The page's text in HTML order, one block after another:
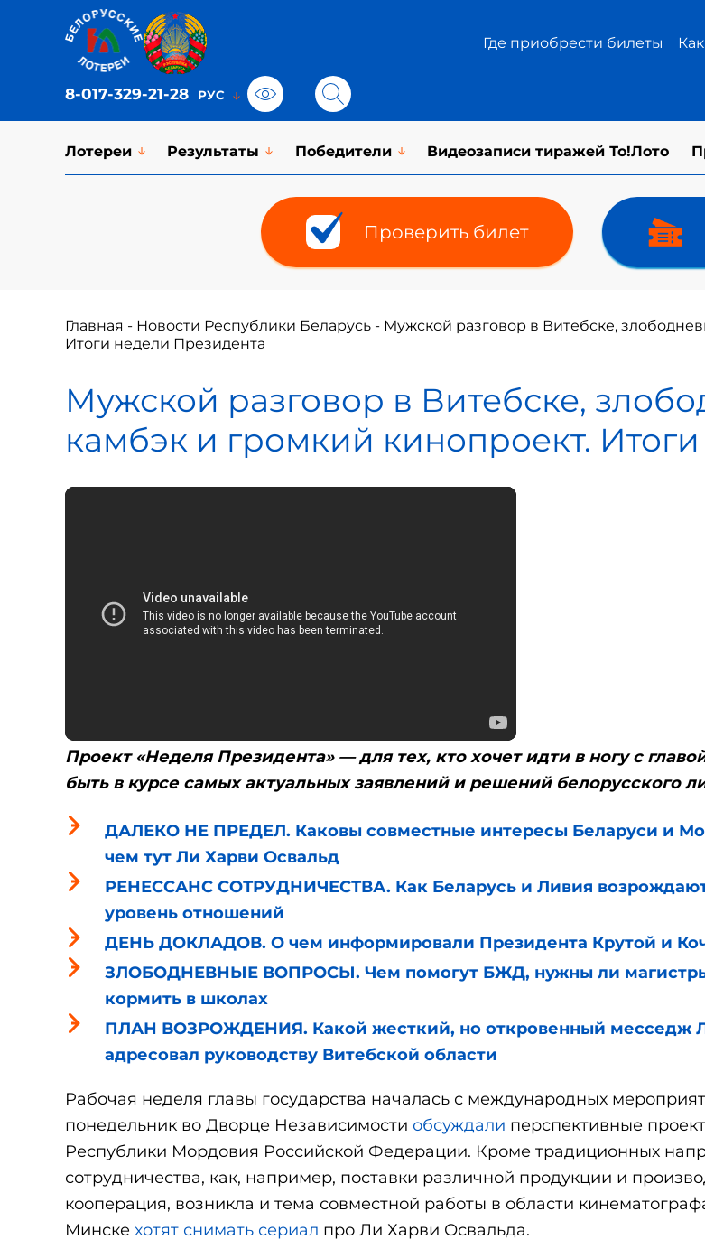
Где приобрести билеты
8-017-329-21-28
Лотереи Результаты Победители Видеозаписи тиражей То!Лото
Проверить билет
Главная - Новости Республики Беларусь - Мужской разговор в Витебске,
Итоги недели Президента
Мужской разговор в Витебске,
камбэк и громкий кинопроект.
Проект «Неделя Президента» — для тех, кто хочет идти в ногу с
быть в курсе самых актуальных заявлений и решений белорусского
ДАЛЕКО НЕ ПРЕДЕЛ. Каковы совместные интересы Беларуси и
чем тут Ли Харви Освальд
РЕНЕССАНС СОТРУДНИЧЕСТВА. Как Беларусь и Ливия
уровень отношений
ДЕНЬ ДОКЛАДОВ. О чем информировали Президента Крутой и
ЗЛОБОДНЕВНЫЕ ВОПРОСЫ. Чем помогут БЖД, нужны ли магистры
кормить в школах
ПЛАН ВОЗРОЖДЕНИЯ. Какой жесткий, но откровенный месседж
адресовал руководству Витебской области
Рабочая неделя главы государства началась с международных
понедельник во Дворце Независимости обсуждали перспективные
Республики Мордовия Российской Федерации. Кроме традиционных
сотрудничества, как, например, поставки различной продукции и
кооперация, возникла и тема совместной работы в области
Минске хотят снимать сериал про Ли Харви Освальда.